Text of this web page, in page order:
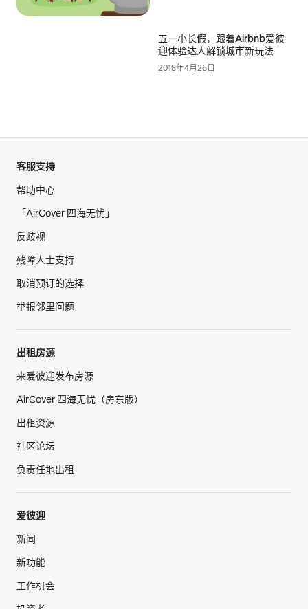
五一小长假，跟着Airbnb爱彼
迎体验达人解锁城市新玩法
2018年4月26日
客服支持
帮助中心
「AirCover 四海无忧」
反歧视
残障人士支持
取消预订的选择
举报邻里问题
出租房源
来爱彼迎发布房源
AirCover 四海无忧（房东版）
出租资源
社区论坛
负责任地出租
爱彼迎
新闻
新功能
工作机会